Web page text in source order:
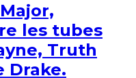
les tubes
Truth
Drake.